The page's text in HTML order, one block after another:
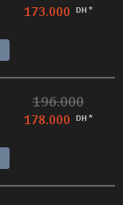
173.000 DH *
196.000
178.000 DH *